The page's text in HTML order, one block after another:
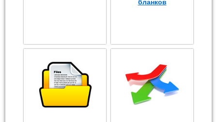
бланков